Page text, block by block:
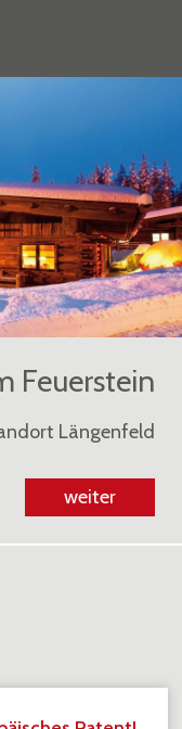
Feuerstein
Längenfeld
weiter